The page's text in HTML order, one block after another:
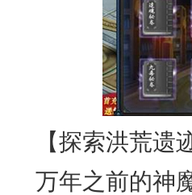
【探索洪荒遗
万年之前的神